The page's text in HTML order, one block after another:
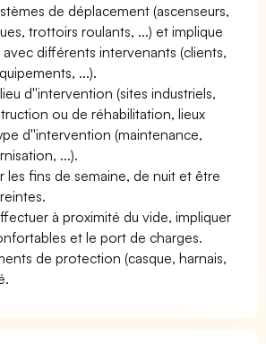
de déplacement (ascenseurs,
trottoirs roulants, ...) et implique
différents intervenants (clients,
...).
d''intervention (sites industriels,
ou de réhabilitation, lieux
d''intervention (maintenance,
...).
les fins de semaine, de nuit et être
à proximité du vide, impliquer
et le port de charges.
de protection (casque, harnais,